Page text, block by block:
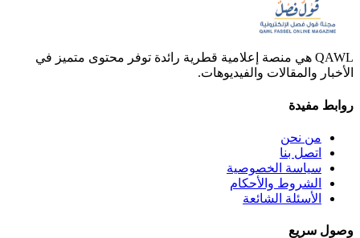
QAWL هي منصة إعلامية قطرية رائدة توفر محتوى متميز في
الأخبار والمقالات والفيديوهات.
روابط مفيدة
من نحن
اتصل بنا
سياسة الخصوصية
الشروط والأحكام
الأسئلة الشائعة
وصول سريع